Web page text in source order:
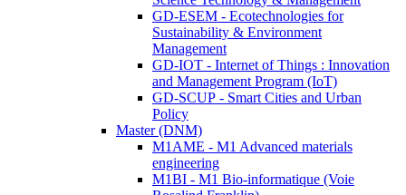
GD-ESEM - Ecotechnologies for
Sustainability & Environment
Management
GD-IOT - Internet of Things : Innovation
and Management Program (IoT)
GD-SCUP - Smart Cities and Urban
Policy
Master (DNM)
M1AME - M1 Advanced materials
engineering
M1BI - M1 Bio-informatique (Voie